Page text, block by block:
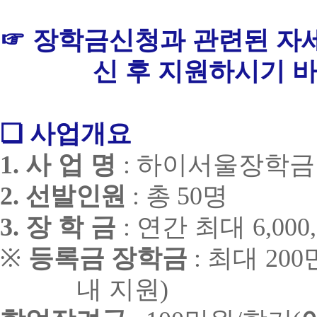
☞ 장학금신청과 관련된 자
신 후 지원하시기
❏ 사업개요
1. 사 업 명 : 하이서울장학
2. 선발인원 : 총 50명
3. 장 학 금 : 연간 최대
※ 등록금 장학금 : 최대 200
내 지원)